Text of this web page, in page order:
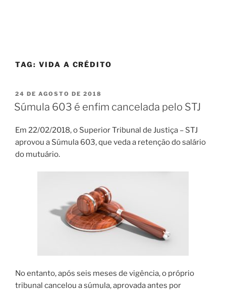
TAG: VIDA A CRÉDITO
PUBLICADO
EM
24 DE AGOSTO DE 2018
Súmula 603 é enfim cancelada pelo STJ
Em 22/02/2018, o Superior Tribunal de Justiça – STJ
aprovou a Súmula 603, que veda a retenção do salário
do mutuário.
No entanto, após seis meses de vigência, o próprio
tribunal cancelou a súmula, aprovada antes por